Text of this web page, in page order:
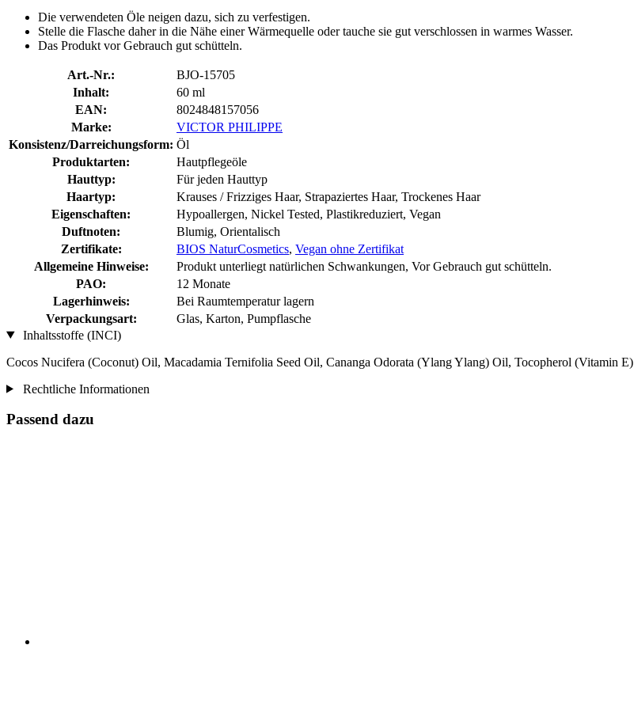
Die verwendeten Öle neigen dazu, sich zu verfestigen.
Stelle die Flasche daher in die Nähe einer Wärmequelle oder tauche sie gut verschlossen in warmes Wasser.
Das Produkt vor Gebrauch gut schütteln.
Art.-Nr.:
BJO-15705
Inhalt:
60 ml
EAN:
8024848157056
Marke:
VICTOR PHILIPPE
Konsistenz/Darreichungsform: Öl
Produktarten:
Hautpflegeöle
Hauttyp:
Für jeden Hauttyp
Haartyp:
Krauses / Frizziges Haar, Strapaziertes Haar, Trockenes Haar
Eigenschaften:
Hypoallergen, Nickel Tested, Plastikreduziert, Vegan
Duftnoten:
Blumig, Orientalisch
Zertifikate:
BIOS NaturCosmetics, Vegan ohne Zertifikat
Allgemeine Hinweise:
Produkt unterliegt natürlichen Schwankungen, Vor Gebrauch gut schütteln.
PAO:
12 Monate
Lagerhinweis:
Bei Raumtemperatur lagern
Verpackungsart:
Glas, Karton, Pumpflasche
Inhaltsstoffe (INCI)
Cocos Nucifera (Coconut) Oil, Macadamia Ternifolia Seed Oil, Cananga Odorata (Ylang Ylang) Oil, Tocopherol (Vitamin E)
Rechtliche Informationen
Passend dazu